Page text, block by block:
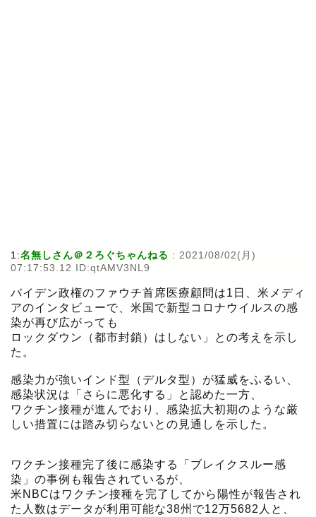
1:名無しさん＠２ろぐちゃんねる : 2021/08/02(月)
07:17:53.12 ID:qtAMV3NL9
バイデン政権のファウチ首席医療顧問は1日、米メディ
アのインタビューで、米国で新型コロナウイルスの感
染が再び広がっても
ロックダウン（都市封鎖）はしない」との考えを示し
た。
感染力が強いインド型（デルタ型）が猛威をふるい、
感染状況は「さらに悪化する」と認めた一方、
ワクチン接種が進んでおり、感染拡大初期のような厳
しい措置には踏み切らないとの見通しを示した。
ワクチン接種完了後に感染する「ブレイクスルー感
染」の事例も報告されているが、
米NBCはワクチン接種を完了してから陽性が報告され
た人数はデータが利用可能な38州で12万5682人と、